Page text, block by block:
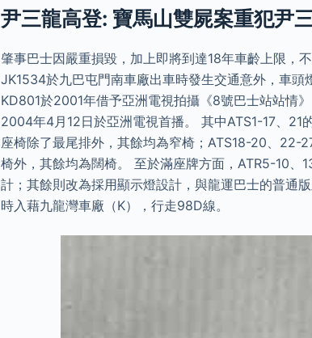
尹三龍高登: 寶馬山雙屍案重犯尹
肇事巴士因嚴重損毀，加上即將到達18年車齡上限，
JK1534於九巴屯門南車廠出車時發生交通意外，車
KD801於2001年借予亞洲電視拍攝《8號巴士站站情
2004年4月12日於亞洲電視首播。 其中ATS1-17、
座椅除了最尾排外，其餘均為窄椅；ATS18-20、
椅外，其餘均為闊椅。 至於滿座牌方面，ATR5-10
計；其餘則改為採用顯示燈設計，與龍運巴士的普通
時入藉九龍灣車廠（K），行走98D線。